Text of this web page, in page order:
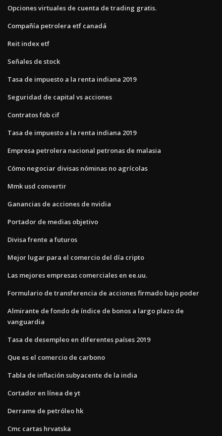
Opciones virtuales de cuenta de trading gratis.
Compañía petrolera etf canadá
Reit index etf
Señales de stock
Tasa de impuesto a la renta indiana 2019
Seguridad de capital vs acciones
Contratos fob cif
Tasa de impuesto a la renta indiana 2019
Empresa petrolera nacional petronas de malasia
Cómo negociar divisas nóminas no agrícolas
Mmk usd convertir
Ganancias de acciones de nvidia
Portador de medias objetivo
Divisa frente a futuros
Mejor lugar para el comercio del día cripto
Las mejores empresas comerciales en ee.uu.
Formulario de transferencia de acciones firmado bajo poder
Almirante de fondo de índice de bonos a largo plazo de
vanguardia
Tasa de desempleo en diferentes países 2019
Que es el comercio de carbono
Tabla de inflación subyacente de la india
Cortador en línea de yt
Derrame de petróleo hk
Cmc cartas hrvatska